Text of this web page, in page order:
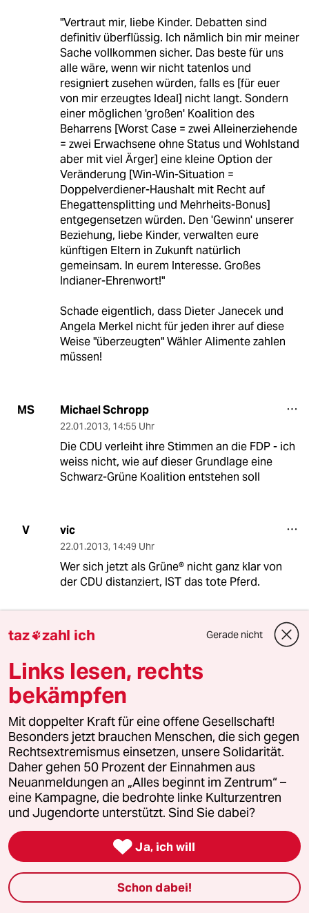
"Vertraut mir, liebe Kinder. Debatten sind
definitiv überflüssig. Ich nämlich bin mir meiner
Sache vollkommen sicher. Das beste für uns
alle wäre, wenn wir nicht tatenlos und
resigniert zusehen würden, falls es [für euer
von mir erzeugtes Ideal] nicht langt. Sondern
einer möglichen 'großen' Koalition des
Beharrens [Worst Case = zwei Alleinerziehende
= zwei Erwachsene ohne Status und Wohlstand
aber mit viel Ärger] eine kleine Option der
Veränderung [Win-Win-Situation =
Doppelverdiener-Haushalt mit Recht auf
Ehegattensplitting und Mehrheits-Bonus]
entgegensetzen würden. Den 'Gewinn' unserer
Beziehung, liebe Kinder, verwalten eure
künftigen Eltern in Zukunft natürlich
gemeinsam. In eurem Interesse. Großes
Indianer-Ehrenwort!"
Schade eigentlich, dass Dieter Janecek und
Angela Merkel nicht für jeden ihrer auf diese
Weise "überzeugten" Wähler Alimente zahlen
müssen!
MS Michael Schropp
22.01.2013, 14:55 Uhr
Die CDU verleiht ihre Stimmen an die FDP - ich
weiss nicht, wie auf dieser Grundlage eine
Schwarz-Grüne Koalition entstehen soll
V vic
22.01.2013, 14:49 Uhr
Wer sich jetzt als Grüne® nicht ganz klar von
der CDU distanziert, IST das tote Pferd.
V vjr
Janeček überlegt zwar nicht so ganz schlecht,
doch nur zum Teil des Problems, also bloss zur
Anwendung des Problems – "wer mit wem
gegen wen und wen" während der – höchstens
– zwei Jahre, bevor die nächsten – mindestens
– zwei Jahre der "Wahlsaisson" mit voller
Wucht über uns her ziehen. Was für ein
Verschleiss.
Soll sich Bayern, andere Länder – und die
Republik – weiter zu einer echten Demokratie
demokratie.de), müssten sie auch die Teilung
der Wähler und ihrer Vertreter in "Koalition-
Opposition" verlassen (um so mehr als es sich
sowieso eher, schon um eine "Koali-Opposi"
handelt).
taz zahl ich Gerade nicht
Links lesen, rechts
bekämpfen
Mit doppelter Kraft für eine offene Gesellschaft!
Besonders jetzt brauchen Menschen, die sich gegen
Rechtsextremismus einsetzen, unsere Solidarität.
Daher gehen 50 Prozent der Einnahmen aus
Neuanmeldungen an „Alles beginnt im Zentrum“ –
eine Kampagne, die bedrohte linke Kulturzentren
und Jugendorte unterstützt. Sind Sie dabei?
 Ja, ich will
Schon dabei!